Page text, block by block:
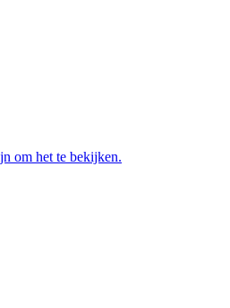
om het te bekijken.